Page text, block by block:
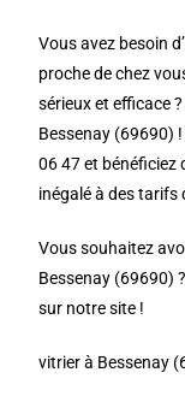
Vous avez besoin
proche de chez
sérieux et efficace
Bessenay (69690)
06 47 et bénéficiez
inégalé à des
Vous souhaitez
Bessenay (69690)
sur notre site !
vitrier à Bessenay